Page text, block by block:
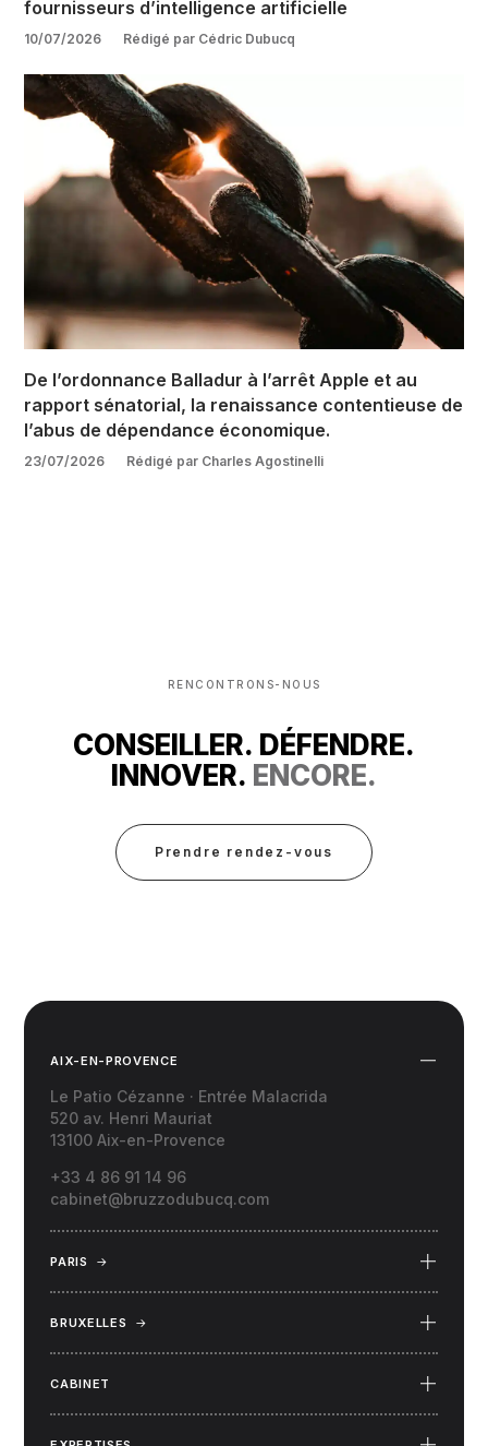
De l’ordonnance Balladur à l’arrêt Apple et au
rapport sénatorial, la renaissance contentieuse de
l’abus de dépendance économique.
23/07/2026 Rédigé par Charles Agostinelli
fournisseurs d’intelligence artificielle
10/07/2026 Rédigé par Cédric Dubucq
RENCONTRONS-NOUS
CONSEILLER. DÉFENDRE.
INNOVER. ENCORE.
Prendre rendez-vous
AIX-EN-PROVENCE
Le Patio Cézanne · Entrée Malacrida
520 av. Henri Mauriat
13100 Aix-en-Provence
+33 4 86 91 14 96
cabinet@bruzzodubucq.com
PARIS →
BRUXELLES →
CABINET